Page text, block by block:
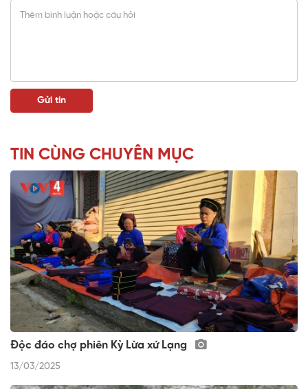
TIN CÙNG CHUYÊN MỤC
Độc đáo chợ phiên Kỳ Lừa xứ Lạng
13/03/2025